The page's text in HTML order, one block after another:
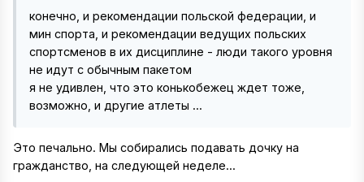
конечно, и рекомендации польской федерации, и
мин спорта, и рекомендации ведущих польских
спортсменов в их дисциплине - люди такого уровня
не идут с обычным пакетом
я не удивлен, что это конькобежец ждет тоже,
возможно, и другие атлеты ...
Это печально. Мы собирались подавать дочку на
гражданство, на следующей неделе...